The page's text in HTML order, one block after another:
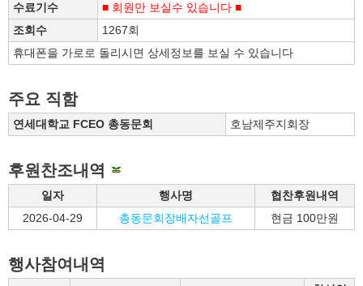
수료기수
■ 회원만 보실수 있습니다 ■
조회수
1267회
휴대폰을 가로로 돌리시면 상세정보를 보실 수 있습니다
주요 직함
연세대학교 FCEO 총동문회 호남제주지회장
후원찬조내역
일자 행사명
협찬후원내역
2026-04-29
총동문회장배자선골프 현금 100만원
행사참여내역